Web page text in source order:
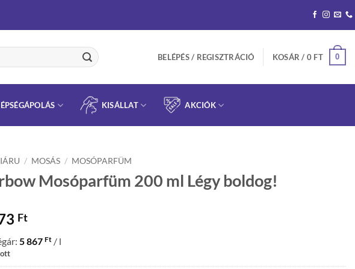
BELÉPÉS / REGISZTRÁCIÓ KOSÁR / 0 FT 0
KISÁLLAT AKCIÓK
/ MOSÁS / MOSÓPARFÜM
Mosóparfüm 200 ml Légy boldog!
Ft
5 867 Ft / l